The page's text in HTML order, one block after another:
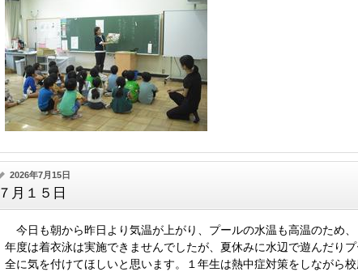
2026年7月15日
７月１５日
今日も朝から昨日より気温が上がり、プールの水温も高温のため
年度は着衣泳は実施できませんでしたが、夏休みに水辺で遊んだり
全に気を付けてほしいと思います。１年生は熱中症対策をしながら